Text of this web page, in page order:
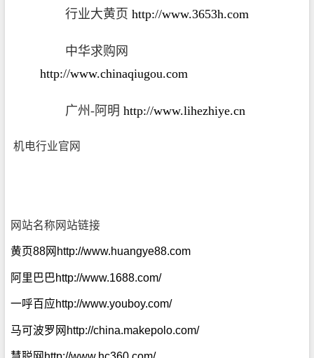
行业大黄页 http://www.3653h.com
中华求购网
http://www.chinaqiugou.com
广州-阿明 http://www.lihezhiye.cn
机电行业官网
网站名称 网站链接
黄页88网 http://www.huangye88.com
阿里巴巴http://www.1688.com/
一呼百应http://www.youboy.com/
马可波罗网 http://china.makepolo.com/